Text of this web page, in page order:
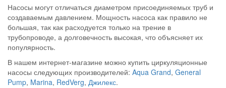
Насосы могут отличаться диаметром присоединяемых труб и
создаваемым давлением. Мощность насоса как правило не
большая, так как расходуется только на трение в
трубопроводе, а долговечность высокая, что объясняет их
популярность.
В нашем интернет-магазине можно купить циркуляционные
насосы следующих производителей: Aqua Grand, General
Pump, Marina, RedVerg, Джилекс.